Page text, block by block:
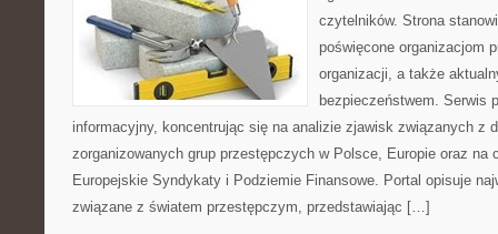
czytelników. Strona
poświęcone organizacjom
organizacji, a także
bezpieczeństwem. Serwis
informacyjny, koncentrując się na analizie zjawisk związanych z
zorganizowanych grup przestępczych w Polsce, Europie oraz na
Europejskie Syndykaty i Podziemie Finansowe. Portal opisuje
związane z światem przestępczym, przedstawiając […]